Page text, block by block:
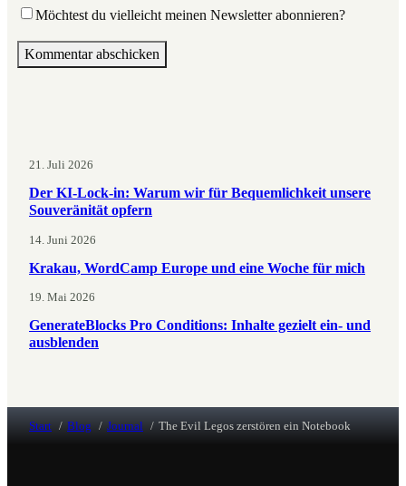
Möchtest du vielleicht meinen Newsletter abonnieren?
21. Juli 2026
Der KI-Lock-in: Warum wir für Bequemlichkeit unsere
Souveränität opfern
14. Juni 2026
Krakau, WordCamp Europe und eine Woche für mich
19. Mai 2026
GenerateBlocks Pro Conditions: Inhalte gezielt ein- und
ausblenden
Start Blog Journal The Evil Legos zerstören ein Notebook